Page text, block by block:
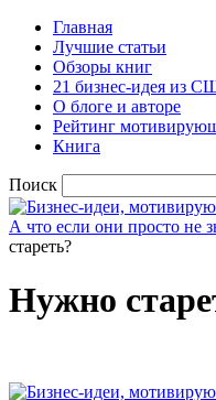
Главная
Лучшие статьи
Обзоры книг
21 бизнес-идея из
О блоге и авторе
Рейтинг
Книга
Поиск
А что если они просто не
стареть?
Нужно